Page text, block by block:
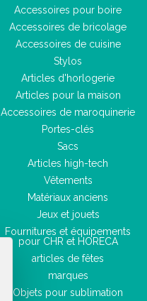
Accessoires pour boire
Accessoires de bricolage
Accessoires de cuisine
Stylos
Articles d'horlogerie
Articles pour la maison
Accessoires de maroquinerie
Portes-clés
Sacs
Articles high-tech
Vêtements
Matériaux anciens
Jeux et jouets
Fournitures et équipements
pour CHR et HORECA
articles de fêtes
marques
Objets pour sublimation